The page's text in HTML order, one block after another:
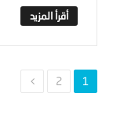
1
2